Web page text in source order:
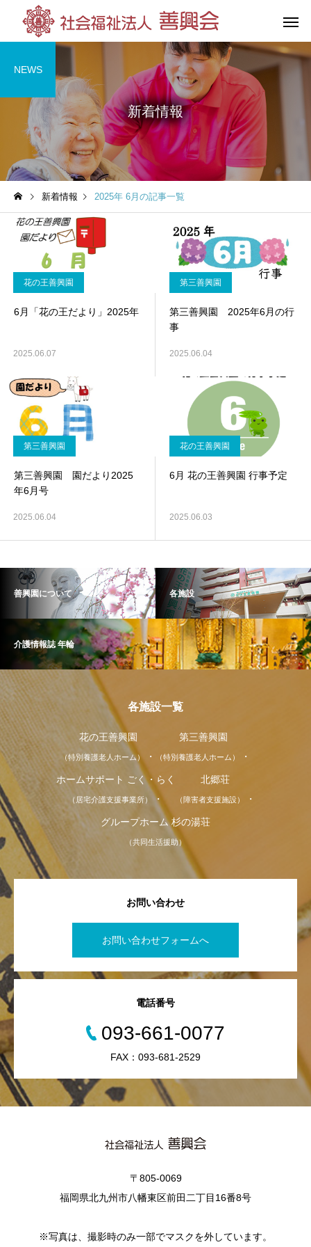
花の王善興園
（特別養護老人ホーム） （特別養護老人
グループホーム
（共同生活援助）
新着情報
NEWS
新着情報 2025年 6月の記事一覧
花の王善興園
6月「花の王だより」2025年
2025.06.07
第三善興園
第三善興園 2025年6月の行
事
2025.06.04
第三善興園
第三善興園 園だより2025
年6月号
2025.06.04
花の王善興園
6月 花の王善興園 行事予定
2025.06.03
善興園について 各施設
介護情報誌 年輪
各施設一覧
花の王善興園
（特別養護老人ホーム）
第三善興園
（特別養護老人ホーム）
ホームサポート ごく・らく
（居宅介護支援事業所）
北郷荘
（障害者支援施設）
グループホーム 杉の湯荘
（共同生活援助）
お問い合わせ
お問い合わせフォームへ
電話番号
093-661-0077
FAX：093-681-2529
〒805-0069
福岡県北九州市八幡東区前田二丁目16番8号
※写真は、撮影時のみ一部でマスクを外しています。